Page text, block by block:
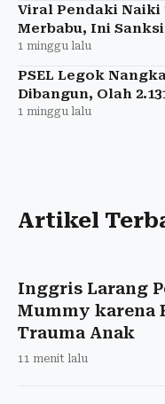
Viral Pendaki Naiki
Merbabu, Ini
1 minggu lalu
PSEL Legok
Dibangun, Olah
1 minggu lalu
Artikel
Inggris Larang
Mummy karena
Trauma Anak
11 menit lalu